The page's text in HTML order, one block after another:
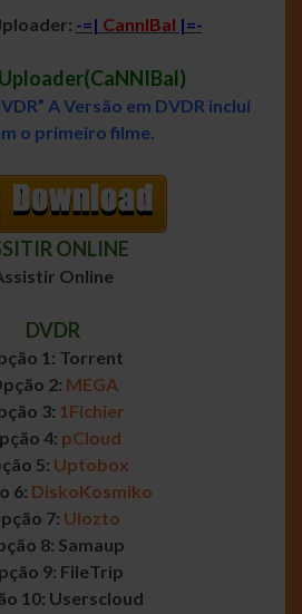
-=| CannIBal |=-
A Versão em DVDR inclui
o primeiro filme.
ONLINE
Online
DVDR
1: Torrent
2: MEGA
3: 1Fichier
4: pCloud
5: Uptobox
6: DiskoKosmiko
7: Ulozto
8: Samaup
9: FileTrip
10: Userscloud